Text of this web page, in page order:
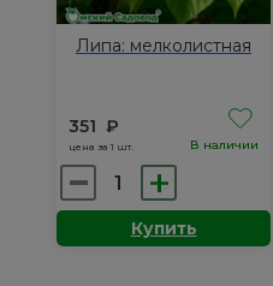
Липа: мелколистная
351 ₽
цена за 1 шт. В наличии
Количество
товара
Купить